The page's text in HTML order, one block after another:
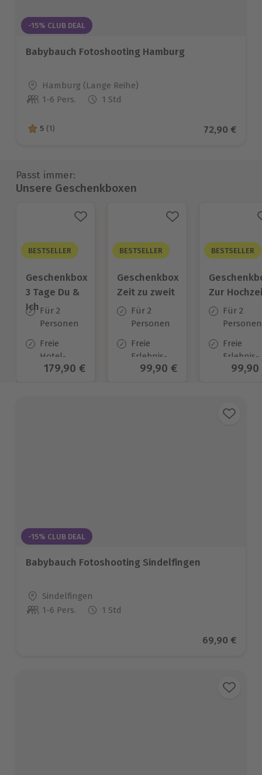
-15% CLUB DEAL
Babybauch Fotoshooting Hamburg
Standort
Hamburg (Lange Reihe)
Anzahl der Teilnehmer
1-6 Pers. 1 Std
5 von 5 Sternen basierend auf 1 Bewertungen
5 (1) Aktueller
72,90 €
Passt immer:
Unsere Geschenkboxen
BESTSELLER
Geschenkbox
3 Tage Du &
Ich Für 2
Personen
Freie
Hotel-
Auswahl
Aktueller Preis
179,90 €
BESTSELLER
Geschenkbox
Zeit zu zweit
Für 2
Personen
Freie
Erlebnis-
Auswahl
Aktueller Preis
99,90 €
BESTSELLER
Zur
Für 2
Personen
Freie
Erlebnis-
Auswahl
99,90
-15% CLUB DEAL
Babybauch Fotoshooting Sindelfingen
Standort
Sindelfingen
Anzahl der Teilnehmer
1-6 Pers. 1 Std
Aktueller
69,90 €